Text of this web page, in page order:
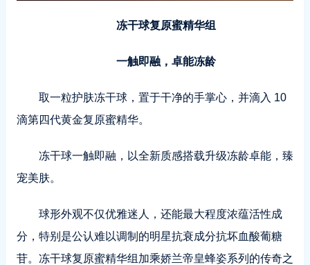
冻干球复原蜜精华组
一触即融，卓能冻龄
取一粒护肤冻干球，置于干净的手掌心，并滴入 10
滴第四代黄金复原蜜精华。
冻干球一触即融，以全新质感搭载升级冻龄卓能，臻
宠美肤。
球形外观不仅优雅迷人，还能最大程度浓蕴活性成
分，特别是公认难以调制的明星抗衰成分抗坏血酸葡糖
苷。冻干球复原蜜精华组加乘娇兰帝皇蜂姿系列的传奇之